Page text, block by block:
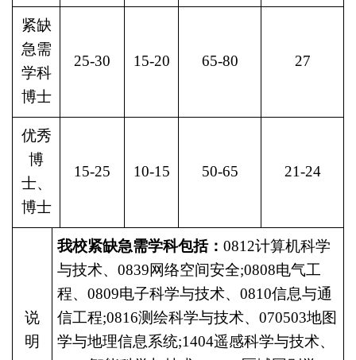
紧缺
急需
学科
博士
25-30 15-20 65-80 27
优秀
博
士、
博士
15-25 10-15 50-65 21-24
说
明
我校紧缺急需学科包括： 0812计算机科学
与技术、0839网络空间安全;0808电气工
程、0809电子科学与技术、0810信息与通
信工程;0816测绘科学与技术、070503地图
学与地理信息系统;1404遥感科学与技术、